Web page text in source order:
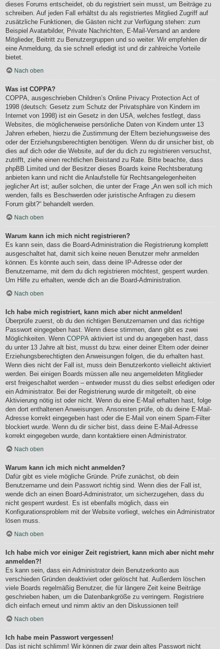
dieses Forums entscheidet, ob du registriert sein musst, um Beiträge zu
schreiben. Auf jeden Fall erhältst du als registriertes Mitglied Zugriff auf
zusätzliche Funktionen, die Gästen nicht zur Verfügung stehen: zum
Beispiel Avatarbilder, Private Nachrichten, E-Mail-Versand an andere
Mitglieder, Beitritt zu Benutzergruppen und so weiter. Wir empfehlen dir
eine Anmeldung, da sie schnell erledigt ist und dir zahlreiche Vorteile
bietet.
Nach oben
Was ist COPPA?
COPPA, ausgeschrieben Children’s Online Privacy Protection Act of
1998 (deutsch: Gesetz zum Schutz der Privatsphäre von Kindern im
Internet von 1998) ist ein Gesetz in den USA, welches festlegt, dass
Websites, die möglicherweise persönliche Daten von Kindern unter 13
Jahren erheben, hierzu die Zustimmung der Eltern beziehungsweise des
oder der Erziehungsberechtigten benötigen. Wenn du dir unsicher bist, ob
dies auf dich oder die Website, auf der du dich zu registrieren versuchst,
zutrifft, ziehe einen rechtlichen Beistand zu Rate. Bitte beachte, dass
phpBB Limited und der Besitzer dieses Boards keine Rechtsberatung
anbieten kann und nicht die Anlaufstelle für Rechtsangelegenheiten
jeglicher Art ist; außer solchen, die unter der Frage „An wen soll ich mich
wenden, falls es Beschwerden oder juristische Anfragen zu diesem
Forum gibt?“ behandelt werden.
Nach oben
Warum kann ich mich nicht registrieren?
Es kann sein, dass die Board-Administration die Registrierung komplett
ausgeschaltet hat, damit sich keine neuen Benutzer mehr anmelden
können. Es könnte auch sein, dass deine IP-Adresse oder der
Benutzername, mit dem du dich registrieren möchtest, gesperrt wurden.
Um Hilfe zu erhalten, wende dich an die Board-Administration.
Nach oben
Ich habe mich registriert, kann mich aber nicht anmelden!
Überprüfe zuerst, ob du den richtigen Benutzernamen und das richtige
Passwort eingegeben hast. Wenn diese stimmen, dann gibt es zwei
Möglichkeiten. Wenn COPPA aktiviert ist und du angegeben hast, dass
du unter 13 Jahre alt bist, musst du bzw. einer deiner Eltern oder deiner
Erziehungsberechtigten den Anweisungen folgen, die du erhalten hast.
Wenn dies nicht der Fall ist, muss dein Benutzerkonto vielleicht aktiviert
werden. Bei einigen Boards müssen alle neu angemeldeten Mitglieder
erst freigeschaltet werden – entweder musst du dies selbst erledigen oder
ein Administrator. Bei der Registrierung wurde dir mitgeteilt, ob eine
Aktivierung nötig ist oder nicht. Wenn du eine E-Mail erhalten hast, folge
den dort enthaltenen Anweisungen. Ansonsten prüfe, ob du deine E-Mail-
Adresse korrekt eingegeben hast oder die E-Mail von einem Spam-Filter
blockiert wurde. Wenn du dir sicher bist, dass deine E-Mail-Adresse
korrekt eingegeben wurde, dann kontaktiere einen Administrator.
Nach oben
Warum kann ich mich nicht anmelden?
Dafür gibt es viele mögliche Gründe. Prüfe zunächst, ob dein
Benutzername und dein Passwort richtig sind. Wenn dies der Fall ist,
wende dich an einen Board-Administrator, um sicherzugehen, dass du
nicht gesperrt wurdest. Es ist ebenfalls möglich, dass ein
Konfigurationsproblem mit der Website vorliegt, welches ein Administrator
lösen muss.
Nach oben
Ich habe mich vor einiger Zeit registriert, kann mich aber nicht mehr
anmelden?!
Es kann sein, dass ein Administrator dein Benutzerkonto aus
verschieden Gründen deaktiviert oder gelöscht hat. Außerdem löschen
viele Boards regelmäßig Benutzer, die für längere Zeit keine Beiträge
geschrieben haben, um die Datenbankgröße zu verringern. Registriere
dich einfach erneut und nimm aktiv an den Diskussionen teil!
Nach oben
Ich habe mein Passwort vergessen!
Das ist nicht schlimm! Wir können dir zwar dein altes Passwort nicht